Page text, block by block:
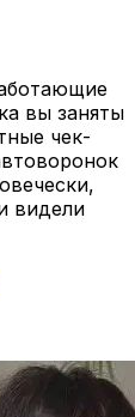
вы заняты
чек-
видели